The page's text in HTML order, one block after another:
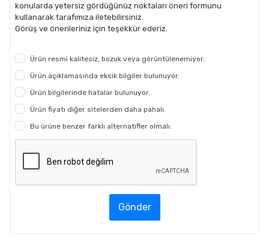
konularda yetersiz gördüğünüz noktaları öneri formunu
kullanarak tarafımıza iletebilirsiniz.
Görüş ve önerileriniz için teşekkür ederiz.
Ürün resmi kalitesiz, bozuk veya görüntülenemiyor.
Ürün açıklamasında eksik bilgiler bulunuyor.
Ürün bilgilerinde hatalar bulunuyor.
Ürün fiyatı diğer sitelerden daha pahalı.
Bu ürüne benzer farklı alternatifler olmalı.
Gönder